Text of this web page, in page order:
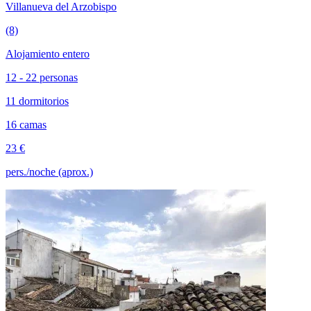
Villanueva del Arzobispo
(8)
Alojamiento entero
12 - 22 personas
11 dormitorios
16 camas
23 €
pers./noche (aprox.)